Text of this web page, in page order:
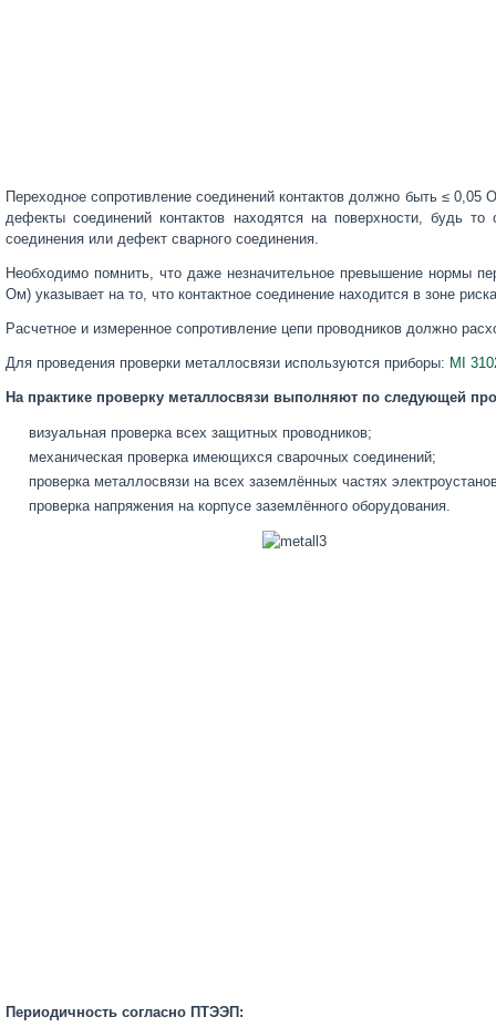
Переходное сопротивление соединений контактов должно быть ≤
дефекты соединений контактов находятся на поверхности, будь
соединения или дефект сварного соединения.
Необходимо помнить, что даже незначительное превышение нормы
Ом) указывает на то, что контактное соединение находится в зоне
Расчетное и измеренное сопротивление цепи проводников должно
Для проведения проверки металлосвязи используются приборы: MI
На практике проверку металлосвязи выполняют по следующей
визуальная проверка всех защитных проводников;
механическая проверка имеющихся сварочных соединений;
проверка металлосвязи на всех заземлённых частях
проверка напряжения на корпусе заземлённого оборудования.
Периодичность согласно ПТЭЭП: